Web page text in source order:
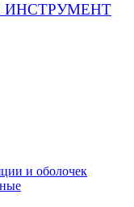
и оболочек